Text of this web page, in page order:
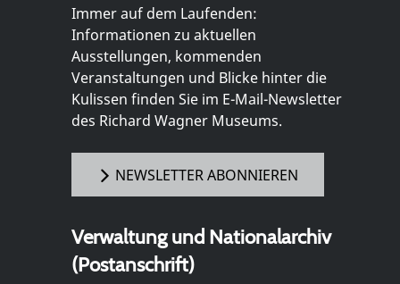
Immer auf dem Laufenden:
Informationen zu aktuellen
Ausstellungen, kommenden
Veranstaltungen und Blicke hinter die
Kulissen finden Sie im E-Mail-Newsletter
des Richard Wagner Museums.
NEWSLETTER ABONNIEREN
Verwaltung und Nationalarchiv
(Postanschrift)